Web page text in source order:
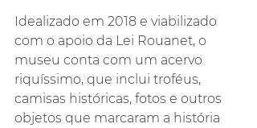
Idealizado em 2018 e viabilizado
com o apoio da Lei Rouanet, o
museu conta com um acervo
riquíssimo, que inclui troféus,
camisas históricas, fotos e outros
objetos que marcaram a história